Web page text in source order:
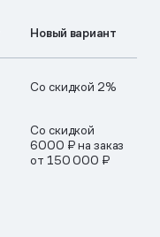
Новый вариант
Со скидкой 2%
Со скидкой
6000 ₽ на заказ
от 150 000 ₽